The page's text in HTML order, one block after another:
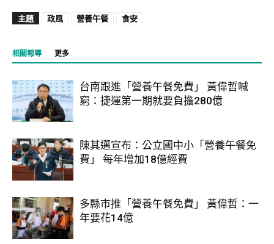
主題 政風 營養午餐 食安
相關報導 更多
台南跟進「營養午餐免費」 黃偉哲喊
窮：捷運第一期就要負擔280億
陳其邁宣布：公立國中小「營養午餐免
費」 每年增加18億經費
多縣市推「營養午餐免費」 黃偉哲：一
年要花14億